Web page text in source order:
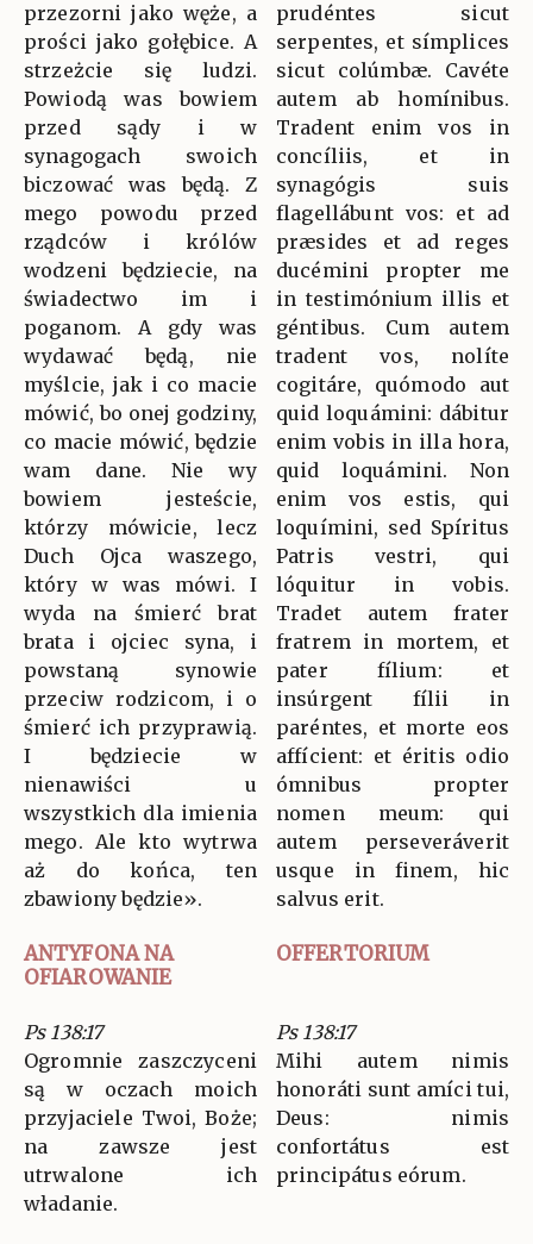
przezorni jako węże, a
prości jako gołębice. A
strzeżcie się ludzi.
Powiodą was bowiem
przed sądy i w
synagogach swoich
biczować was będą. Z
mego powodu przed
rządców i królów
wodzeni będziecie, na
świadectwo im i
poganom. A gdy was
wydawać będą, nie
myślcie, jak i co macie
mówić, bo onej godziny,
co macie mówić, będzie
wam dane. Nie wy
bowiem jesteście,
którzy mówicie, lecz
Duch Ojca waszego,
który w was mówi. I
wyda na śmierć brat
brata i ojciec syna, i
powstaną synowie
przeciw rodzicom, i o
śmierć ich przyprawią.
I będziecie w
nienawiści u
wszystkich dla imienia
mego. Ale kto wytrwa
aż do końca, ten
zbawiony będzie».
prudéntes sicut
serpentes, et símplices
sicut colúmbæ. Cavéte
autem ab homínibus.
Tradent enim vos in
concíliis, et in
synagógis suis
flagellábunt vos: et ad
præsides et ad reges
ducémini propter me
in testimónium illis et
géntibus. Cum autem
tradent vos, nolíte
cogitáre, quómodo aut
quid loquámini: dábitur
enim vobis in illa hora,
quid loquámini. Non
enim vos estis, qui
loquímini, sed Spíritus
Patris vestri, qui
lóquitur in vobis.
Tradet autem frater
fratrem in mortem, et
pater fílium: et
insúrgent fílii in
paréntes, et morte eos
affícient: et éritis odio
ómnibus propter
nomen meum: qui
autem perseveráverit
usque in finem, hic
salvus erit.
ANTYFONA NA
OFIAROWANIE
OFFERTORIUM
Ps 138:17
Ogromnie zaszczyceni
są w oczach moich
przyjaciele Twoi, Boże;
na zawsze jest
utrwalone ich
władanie.
Ps 138:17
Mihi autem nimis
honoráti sunt amíci tui,
Deus: nimis
confortátus est
principátus eórum.